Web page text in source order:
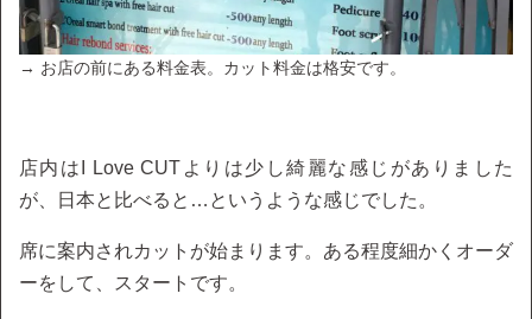
→ お店の前にある料金表。カット料金は格安です。
店内はI Love CUTよりは少し綺麗な感じがありました
が、日本と比べると…というような感じでした。
席に案内されカットが始まります。ある程度細かくオーダ
ーをして、スタートです。